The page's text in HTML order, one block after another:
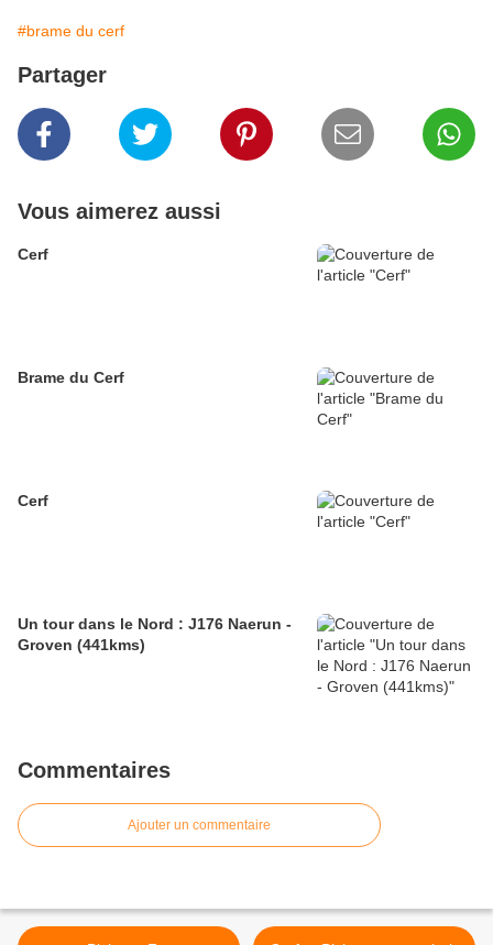
#brame du cerf
Partager
Vous aimerez aussi
Cerf
Brame du Cerf
Cerf
Un tour dans le Nord : J176 Naerun -
Groven (441kms)
Commentaires
Ajouter un commentaire